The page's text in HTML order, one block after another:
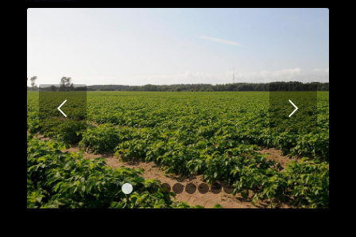
Nästa
1 2 3 4 5 6 7 8 9